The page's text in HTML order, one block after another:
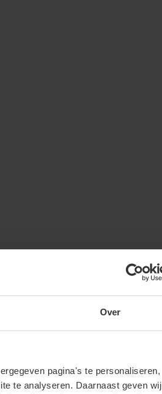
Over
pagina's te personaliseren,
te analyseren. Daarnaast geven wij